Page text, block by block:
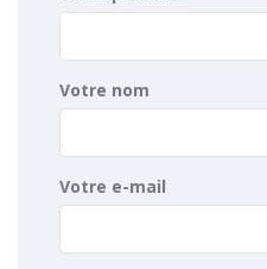
Votre nom
Votre e-mail